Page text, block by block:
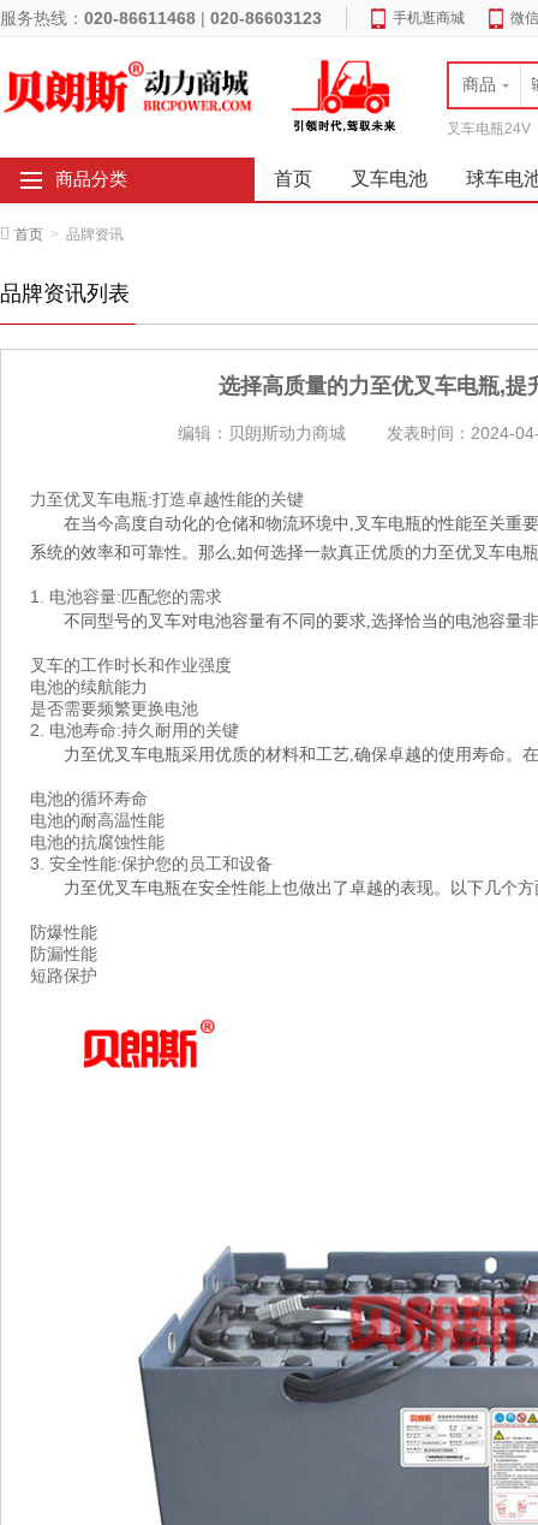
服务热线： 020-86611468 | 020-86603123 手机逛商城 微
商品
叉车电瓶24V
商品分类 首页 叉车电池 球车电
首页 > 品牌资讯
品牌资讯列表
选择高质量的力至优叉车电瓶,提
编辑：贝朗斯动力商城 发表时间：2024-
力至优叉车电瓶:打造卓越性能的关键
在当今高度自动化的仓储和物流环境中,叉车电瓶的性能至关重
系统的效率和可靠性。那么,如何选择一款真正优质的力至优叉车电
1. 电池容量:匹配您的需求
不同型号的叉车对电池容量有不同的要求,选择恰当的电池容量
叉车的工作时长和作业强度
电池的续航能力
是否需要频繁更换电池
2. 电池寿命:持久耐用的关键
力至优叉车电瓶采用优质的材料和工艺,确保卓越的使用寿命。
电池的循环寿命
电池的耐高温性能
电池的抗腐蚀性能
3. 安全性能:保护您的员工和设备
力至优叉车电瓶在安全性能上也做出了卓越的表现。以下几个
防爆性能
防漏性能
短路保护